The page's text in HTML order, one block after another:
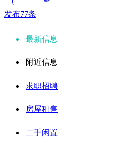
发布77条
最新信息
附近信息
求职招聘
房屋租售
二手闲置